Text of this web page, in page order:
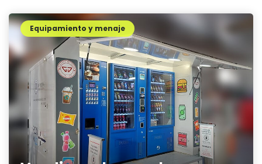
Equipamiento y menaje